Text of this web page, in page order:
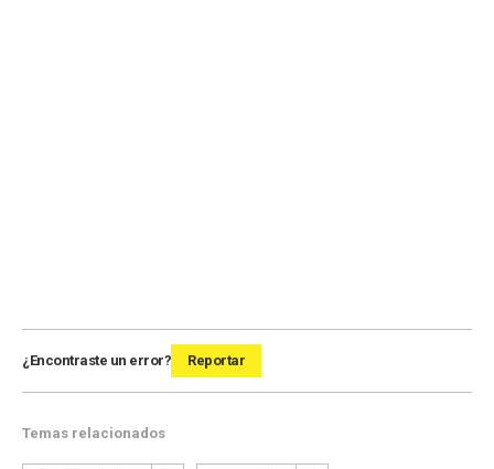
¿Encontraste un error? Reportar
Temas relacionados